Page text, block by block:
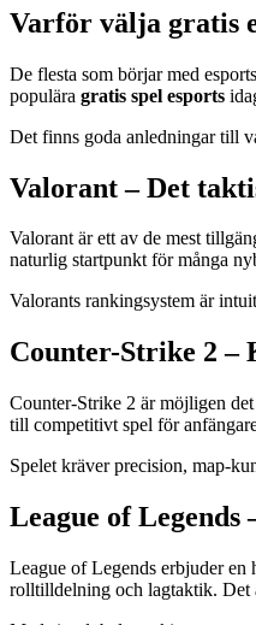
Varför välja gratis
De flesta som börjar med
populära gratis spel esports
Det finns goda anledningar till
Valorant – Det
Valorant är ett av de mest
naturlig startpunkt för många
Valorants rankingsystem är
Counter-Strike 2 –
Counter-Strike 2 är möjligen
till competitivt spel för
Spelet kräver precision, map-
League of Legends
League of Legends erbjuder en
rolltilldelning och lagtaktik. Det